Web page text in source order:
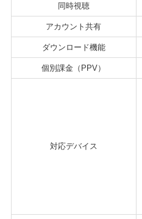
同時視聴
アカウント共有
ダウンロード機能
個別課金（PPV）
対応デバイス